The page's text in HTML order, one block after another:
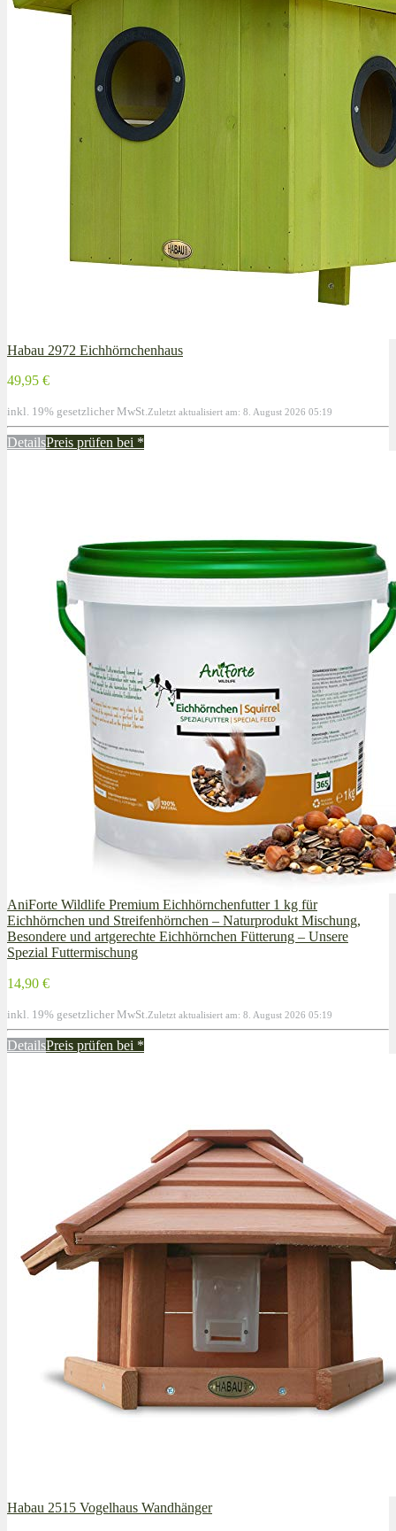
Habau 2972 Eichhörnchenhaus
49,95 €
inkl. 19% gesetzlicher MwSt. Zuletzt aktualisiert am: 8. August 2026 05:19
DetailsPreis prüfen bei *
AniForte Wildlife Premium Eichhörnchenfutter 1 kg für
Eichhörnchen und Streifenhörnchen – Naturprodukt Mischung,
Besondere und artgerechte Eichhörnchen Fütterung – Unsere
Spezial Futtermischung
14,90 €
inkl. 19% gesetzlicher MwSt. Zuletzt aktualisiert am: 8. August 2026 05:19
DetailsPreis prüfen bei *
Habau 2515 Vogelhaus Wandhänger